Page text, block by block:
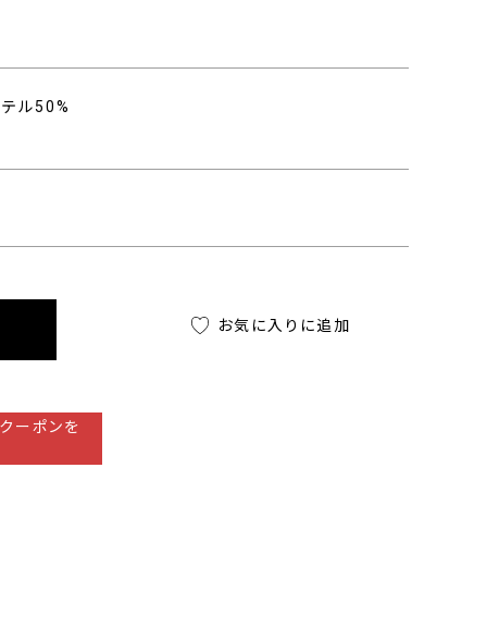
ル50%
お気に入りに追加
ーポンを